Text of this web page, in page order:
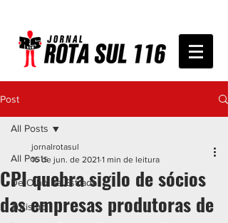
Post
All Posts
De Olho na Estrada
Turismo
All Posts
CPI quebra sigilo de sócios
das empresas produtoras de
jornalrotasul
16 de jun. de 2021 1 min de leitura